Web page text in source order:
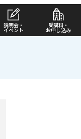
説明会・
イベント
受講料・
お申し込み